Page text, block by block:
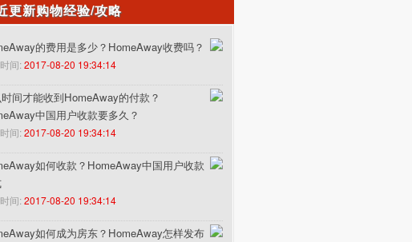
更新购物经验/攻略
的费用是多少？HomeAway收费吗？
间: 2017-08-20 19:34:14
间才能收到HomeAway的付款？
中国用户收款要多久？
间: 2017-08-20 19:34:14
如何收款？HomeAway中国用户收款
间: 2017-08-20 19:34:14
如何成为房东？HomeAway怎样发布